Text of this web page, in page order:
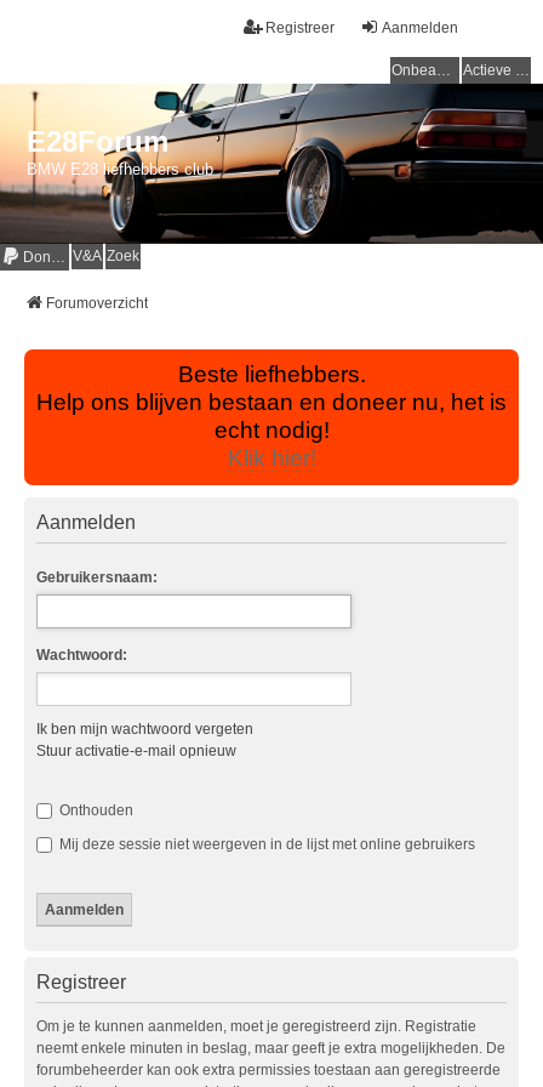
Aanmelden
Registreer
Onbeantwoorde onderwerpen Actieve onderwerpen
E28Forum
BMW E28 liefhebbers club
Donaties V&A Zoek
Forumoverzicht
Beste liefhebbers.
Help ons blijven bestaan en doneer nu, het is
echt nodig!
Klik hier!
Aanmelden
Gebruikersnaam:
Wachtwoord:
Ik ben mijn wachtwoord vergeten
Stuur activatie-e-mail opnieuw
Onthouden
Mij deze sessie niet weergeven in de lijst met online gebruikers
Registreer
Om je te kunnen aanmelden, moet je geregistreerd zijn. Registratie
neemt enkele minuten in beslag, maar geeft je extra mogelijkheden. De
forumbeheerder kan ook extra permissies toestaan aan geregistreerde